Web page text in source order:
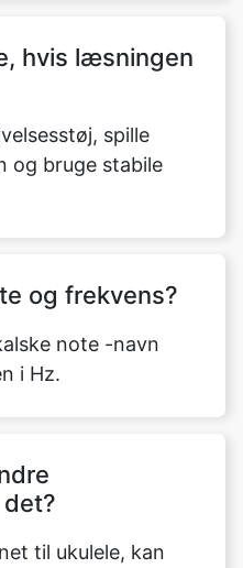
hvis læsningen
spille
bruge stabile
og frekvens?
note -navn
i Hz.
til ukulele, kan